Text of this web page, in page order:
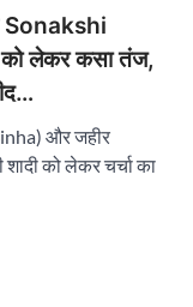
Sonakshi
को लेकर कसा तंज,
और जहीर
को लेकर चर्चा का